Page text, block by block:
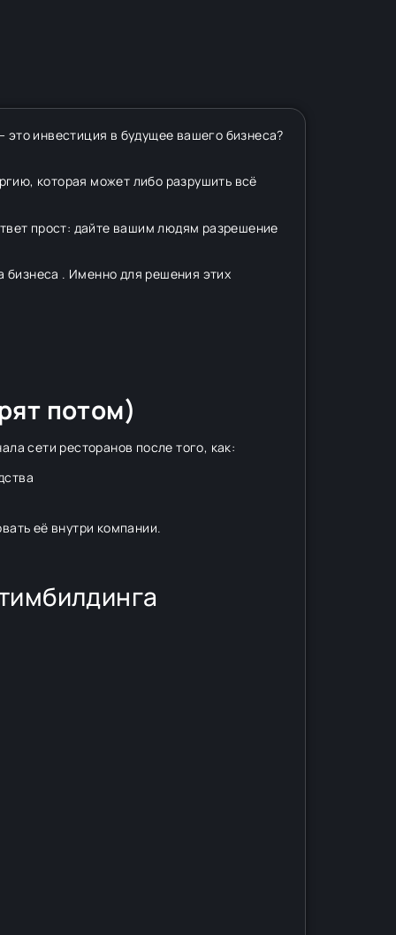
инвестиция в будущее вашего бизнеса?
которая может либо разрушить всё
прост: дайте вашим людям разрешение
бизнеса . Именно для решения этих
потом)
сети ресторанов после того, как:
её внутри компании.